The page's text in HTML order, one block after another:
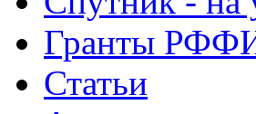
Гранты
Статьи